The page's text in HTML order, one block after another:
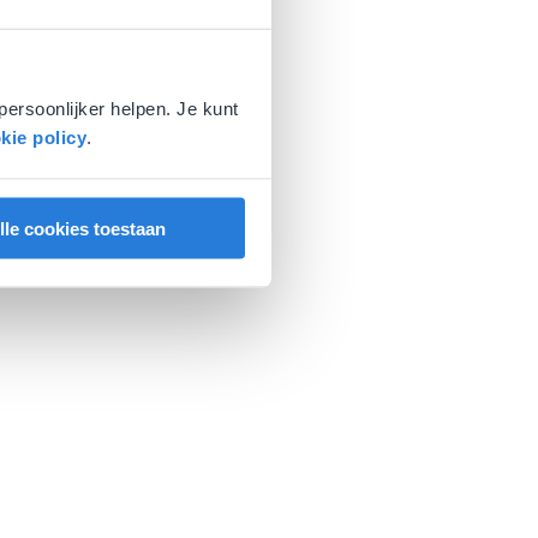
helpen. Je kunt
policy.
cookies toestaan